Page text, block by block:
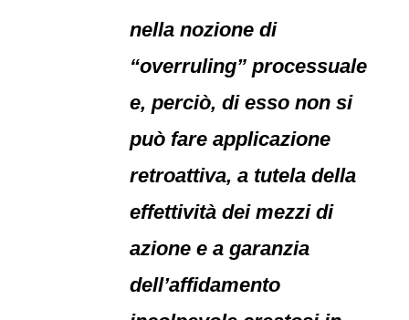
nella nozione di
“overruling” processuale
e, perciò, di esso non si
può fare applicazione
retroattiva, a tutela della
effettività dei mezzi di
azione e a garanzia
dell’affidamento